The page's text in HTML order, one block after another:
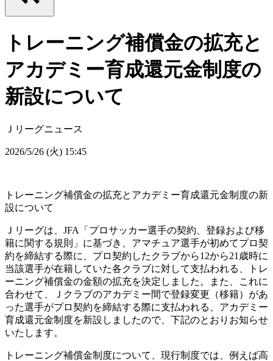
トレーニング補償金の拡充と
アカデミー育成還元金制度の
新設について
Ｊリーグニュース
2026/5/26 (火) 15:45
トレーニング補償金の拡充とアカデミー育成還元金制度の新
設について
Ｊリーグは、JFA「プロサッカー選手の契約、登録および移
籍に関する規則」に基づき、アマチュア選手が初めてプロ契
約を締結する際に、プロ契約したクラブから12から21歳時に
当該選手が在籍していた各クラブに対して支払われる、トレ
ーニング補償金の金額の拡充を決定しました。また、これに
合わせて、Ｊクラブのアカデミー間で登録変更（移籍）があ
った選手がプロ契約を締結する際に支払われる、アカデミー
育成還元金制度を新設しましたので、下記のとおりお知らせ
いたします。
トレーニング補償金制度について、現行制度では、例えば高